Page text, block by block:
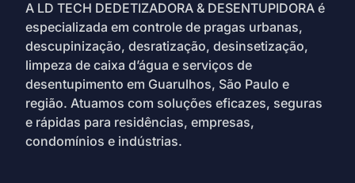
A LD TECH DEDETIZADORA & DESENTUPIDORA é
especializada em controle de pragas urbanas,
descupinização, desratização, desinsetização,
limpeza de caixa d’água e serviços de
desentupimento em Guarulhos, São Paulo e
região. Atuamos com soluções eficazes, seguras
e rápidas para residências, empresas,
condomínios e indústrias.